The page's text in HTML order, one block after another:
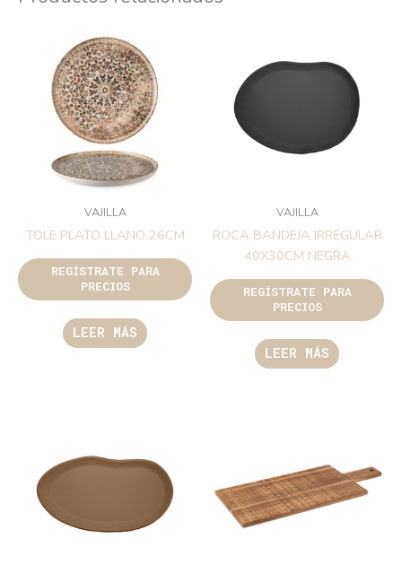
VAJILLA
TOLE PLATO LLANO 26CM
REGÍSTRATE PARA
PRECIOS
LEER MÁS
VAJILLA
ROCA BANDEJA IRREGULAR
40X30CM NEGRA
REGÍSTRATE PARA
PRECIOS
LEER MÁS